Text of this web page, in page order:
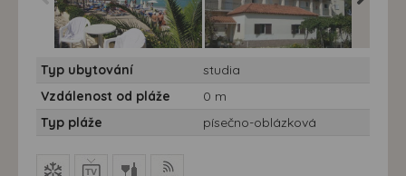
Pelagia - Řecko, Korfu
Pelagia - Řecko, Korfu
Typ ubytování
studia
Vzdálenost od pláže
0 m
Typ pláže
písečno-oblázková